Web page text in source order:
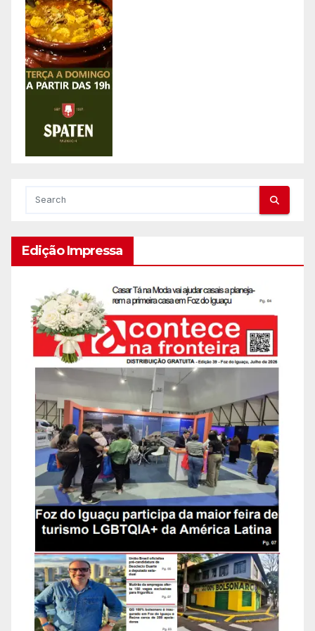
Edição Impressa